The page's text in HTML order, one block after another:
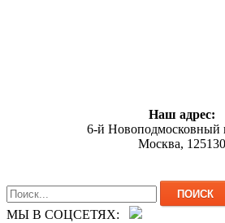
Наш адрес:
6-й Новоподмосковный
Москва, 125130
МЫ В СОЦСЕТЯХ: